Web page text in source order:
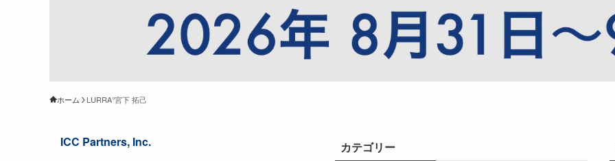
ホーム LURRA°宮下 拓己
ICC Partners, Inc.
カテゴリー